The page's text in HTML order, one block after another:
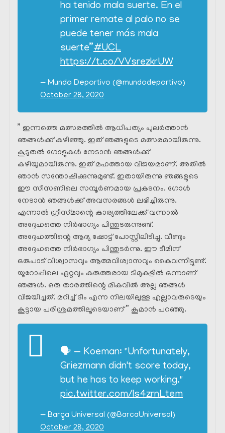
ha tenido mala suerte. En el
primer remate al palo no se
puede tener más mala
suerte”#UCL
https://t.co/VVsrezkrUW
— Mundo Deportivo (@mundodeportivo)
October 28, 2020
” ഇന്നത്തെ മത്സരത്തിൽ ആധിപത്യം പുലർത്താൻ
ഞങ്ങൾക്ക് കഴിഞ്ഞു. ഇത് ഞങ്ങളുടെ മത്സരമായിരുന്നു.
കൂടുതൽ ഗോളുകൾ നേടാൻ ഞങ്ങൾക്ക്
കഴിയുമായിരുന്നു. ഇത് മഹത്തായ വിജയമാണ്. അതിൽ
ഞാൻ സന്തോഷിക്കുന്നുമുണ്ട്. ഇതായിരുന്നു ഞങ്ങളുടെ
ഈ സീസണിലെ സമ്പൂർണമായ പ്രകടനം. ഗോൾ
നേടാൻ ഞങ്ങൾക്ക് അവസരങ്ങൾ ലഭിച്ചിരുന്നു.
എന്നാൽ ഗ്രീസ്‌മാന്റെ കാര്യത്തിലേക്ക് വന്നാൽ
അദ്ദേഹത്തെ നിർഭാഗ്യം പിന്തുടരുന്നുണ്ട്.
അദ്ദേഹത്തിന്റെ ആദ്യ ഷോട്ട് പോസ്റ്റിലിടിച്ചു. വീണ്ടും
അദ്ദേഹത്തെ നിർഭാഗ്യം പിന്തുടർന്നു. ഈ ടീമിന്
ഒരുപാട് വിശ്വാസവും ആത്മവിശ്വാസവും കൈവന്നിട്ടുണ്ട്.
യൂറോപ്പിലെ ഏറ്റവും കരുത്തരായ ടീമുകളിൽ ഒന്നാണ്
ഞങ്ങൾ. ഒരു താരത്തിന്റെ മികവിൽ അല്ല ഞങ്ങൾ
വിജയിച്ചത്. മറിച്ച് ടീം എന്ന നിലയിലുള്ള എല്ലാവരുടെയും
കൂട്ടായ പരിശ്രമത്തിലൂടെയാണ് ” കൂമാൻ പറഞ്ഞു.
🗣 — Koeman: "Unfortunately,
Griezmann didn't score today,
but he has to keep working."
pic.twitter.com/Is4zrnLtem
— Barça Universal (@BarcaUniversal)
October 28, 2020